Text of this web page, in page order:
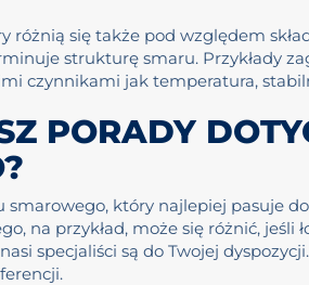
różnią się także pod względem
strukturę smaru. Przykłady
czynnikami jak temperatura,
PORADY
który najlepiej pasuje
na przykład, może się różnić,
specjaliści są do Twojej